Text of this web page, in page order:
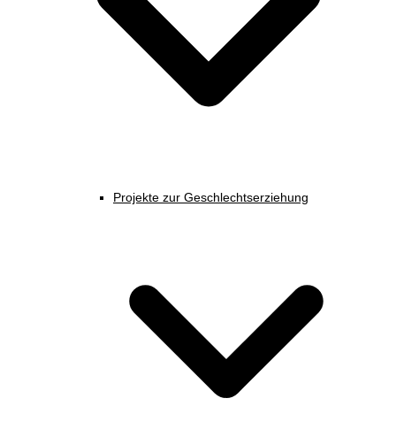
Projekte zur Geschlechtserziehung